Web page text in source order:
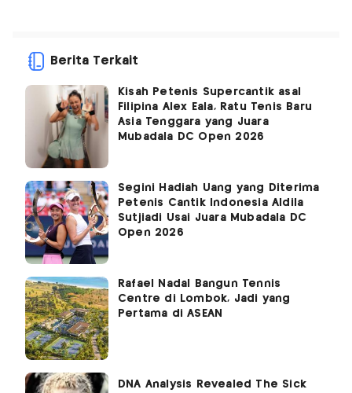
Berita Terkait
Kisah Petenis Supercantik asal
Filipina Alex Eala, Ratu Tenis Baru
Asia Tenggara yang Juara
Mubadala DC Open 2026
Segini Hadiah Uang yang Diterima
Petenis Cantik Indonesia Aldila
Sutjiadi Usai Juara Mubadala DC
Open 2026
Rafael Nadal Bangun Tennis
Centre di Lombok, Jadi yang
Pertama di ASEAN